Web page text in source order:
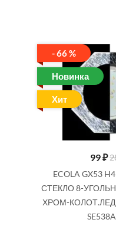
- 66 %
Новинка
Хит
99₽
ECOLA GX53
СТЕКЛО 8-
ХРОМ-КОЛОТ.ЛЕД